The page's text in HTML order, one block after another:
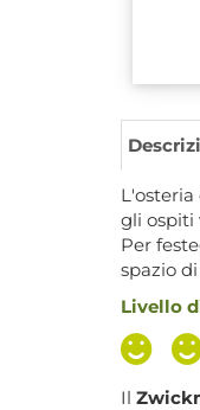
gli ospiti
Per
spazio
Livello
Il